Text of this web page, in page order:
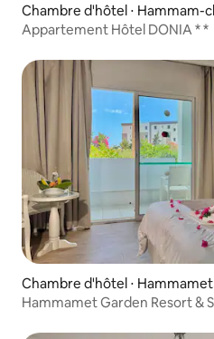
Chambre d'hôtel ⋅ Hammam-
Appartement Hôtel DONIA * *
Chambre d'hôtel ⋅ Hammamet
Hammamet Garden Resort &